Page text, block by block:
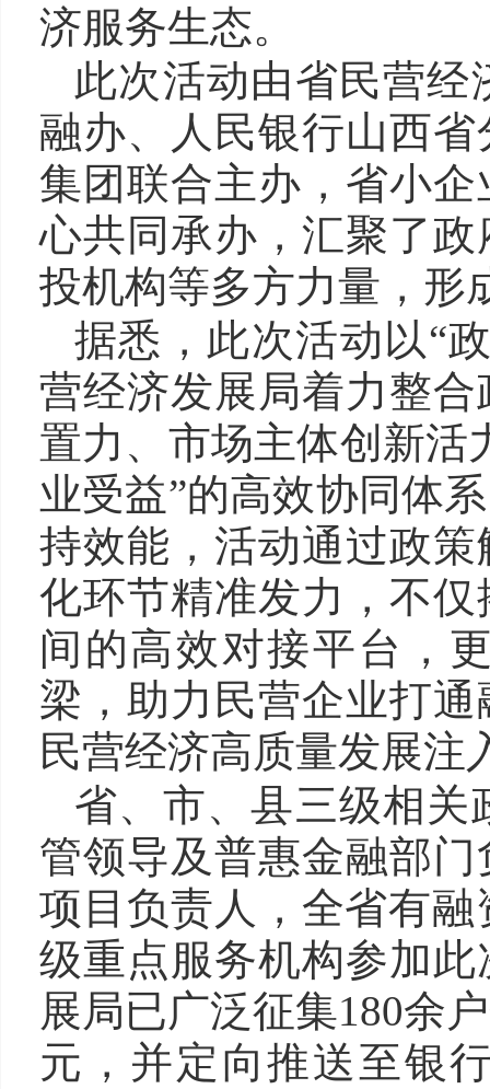
济服务生态。
此次活动由省民营
融办、人民银行山西
集团联合主办，省小
心共同承办，汇聚了
投机构等多方力量，形
据悉，此次活动以“
营经济发展局着力整
置力、市场主体创新活
业受益”的高效协同体
持效能，活动通过政
化环节精准发力，不
间的高效对接平台，
梁，助力民营企业打
民营经济高质量发展注
省、市、县三级相关
管领导及普惠金融部
项目负责人，全省有
级重点服务机构参加
展局已广泛征集180余
元，并定向推送至银